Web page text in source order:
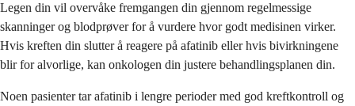
Legen din vil overvåke fremgangen din gjennom regelmessige
skanninger og blodprøver for å vurdere hvor godt medisinen virker.
Hvis kreften din slutter å reagere på afatinib eller hvis bivirkningene
blir for alvorlige, kan onkologen din justere behandlingsplanen din.
Noen pasienter tar afatinib i lengre perioder med god kreftkontroll og